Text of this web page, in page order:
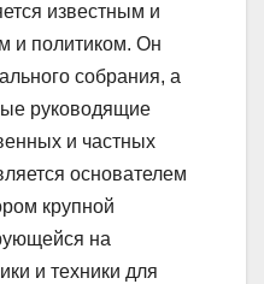
известным и
и политиком. Он
собрания, а
руководящие
и частных
основателем
крупной
на
и техники для